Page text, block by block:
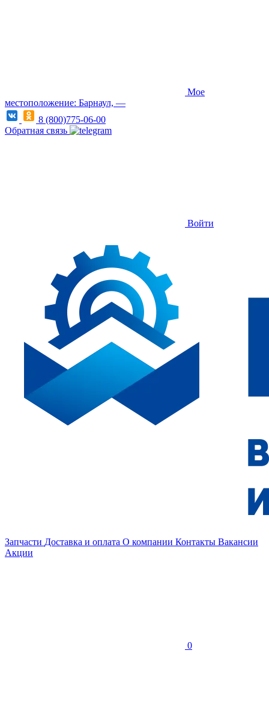
Мое
местоположение: Барнаул, —
8 (800)775-06-00
Обратная связь
Войти
Запчасти Доставка и оплата О компании Контакты Вакансии
Акции
0